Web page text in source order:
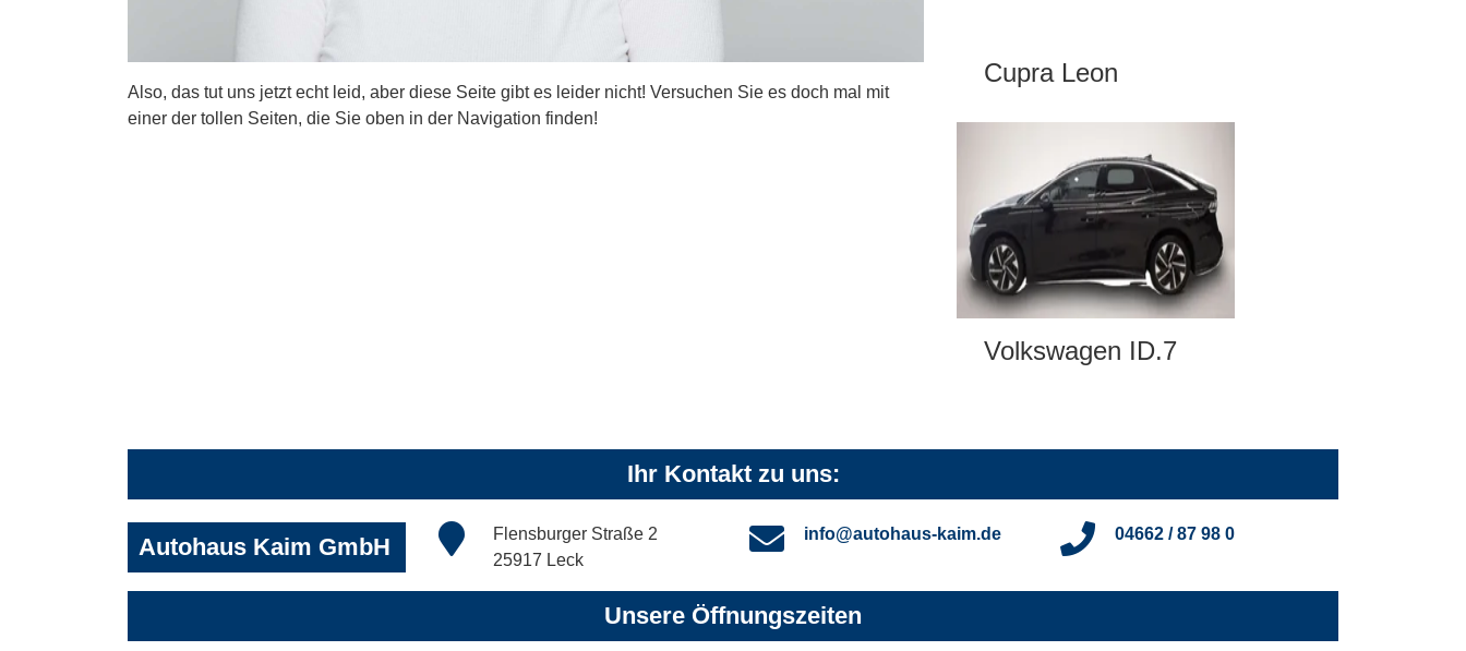
Also, das tut uns jetzt echt leid, aber diese Seite gibt es leider nicht! Versuchen Sie es doch mal mit
einer der tollen Seiten, die Sie oben in der Navigation finden!
Cupra Leon
Volkswagen ID.7
Ihr Kontakt zu uns:
Autohaus Kaim GmbH
Flensburger Straße 2
25917 Leck
info@autohaus-kaim.de 04662 / 87 98 0
Unsere Öffnungszeiten